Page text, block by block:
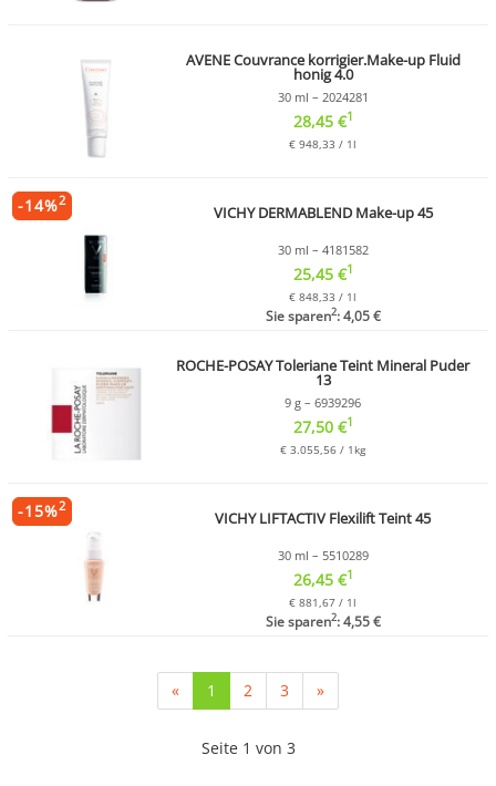
AVENE Couvrance korrigier.Make-up Fluid
honig 4.0
30 ml – 2024281
28,45 €1
€ 948,33 / 1l
VICHY DERMABLEND Make-up 45
30 ml – 4181582
25,45 €1
€ 848,33 / 1l
Sie sparen2: 4,05 €
-14%2
ROCHE-POSAY Toleriane Teint Mineral Puder
13
9 g – 6939296
27,50 €1
€ 3.055,56 / 1kg
VICHY LIFTACTIV Flexilift Teint 45
30 ml – 5510289
26,45 €1
€ 881,67 / 1l
Sie sparen2: 4,55 €
-15%2
« 1 (current)
2 3 »
Seite 1 von 3